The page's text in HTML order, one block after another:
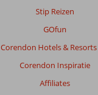
Stip Reizen
GOfun
Corendon Hotels & Resorts
Corendon Inspiratie
Affiliates